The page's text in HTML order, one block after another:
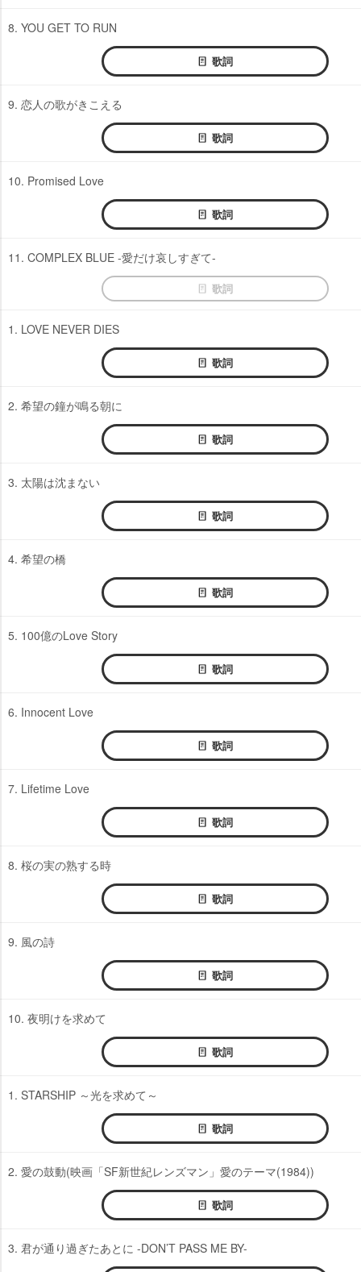
8. YOU GET TO RUN
歌詞
9. 恋人の歌がきこえる
歌詞
10. Promised Love
歌詞
11. COMPLEX BLUE -愛だけ哀しすぎて-
歌詞
1. LOVE NEVER DIES
歌詞
2. 希望の鐘が鳴る朝に
歌詞
3. 太陽は沈まない
歌詞
4. 希望の橋
歌詞
5. 100億のLove Story
歌詞
6. Innocent Love
歌詞
7. Lifetime Love
歌詞
8. 桜の実の熟する時
歌詞
9. 風の詩
歌詞
10. 夜明けを求めて
歌詞
1. STARSHIP ～光を求めて～
歌詞
2. 愛の鼓動(映画「SF新世紀レンズマン」愛のテーマ(1984))
歌詞
3. 君が通り過ぎたあとに -DON’T PASS ME BY-